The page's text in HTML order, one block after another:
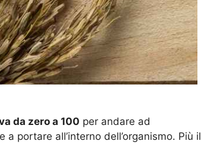
da zero a 100 per andare ad
portare all’interno dell’organismo. Più il